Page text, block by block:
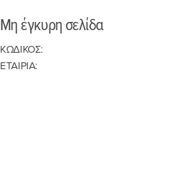
Μη έγκυρη σελίδα
ΚΩΔΙΚΟΣ:
ΕΤΑΙΡΙΑ: